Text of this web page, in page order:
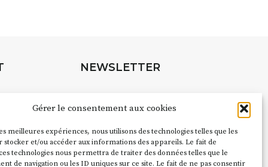
Gérer le consentement aux cookies
meilleures expériences, nous utilisons des technologies telles que les
stocker et/ou accéder aux informations des appareils. Le fait de
technologies nous permettra de traiter des données telles que le
de navigation ou les ID uniques sur ce site. Le fait de ne pas consentir
pour
NEWSLETTER
NOUS CONTACTER